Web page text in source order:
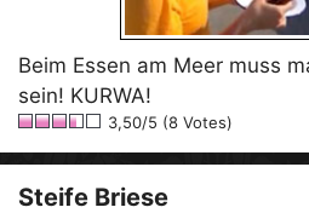
Beim Essen am Meer muss
sein! KURWA!
3,50/5 (8 Votes)
Steife Briese